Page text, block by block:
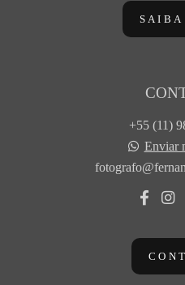
SAIBA
+55 (11)
Enviar